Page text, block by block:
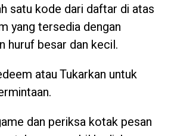
satu kode dari daftar di atas
yang tersedia dengan
huruf besar dan kecil.
atau Tukarkan untuk
dan periksa kotak pesan